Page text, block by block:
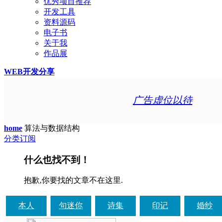
开发工具
资料源码
电子书
关于我
作品展
WEB开发分享
广告虚位以待
home 算法与数据结构
分类订阅
什么也找不到！
抱歉,你要找的文章不在这里.
本人 句迷你 诗集 印记 婚纱